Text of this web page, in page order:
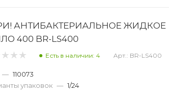
АНТИБАКТЕРИАЛЬНОЕ ЖИДКОЕ
400 BR-LS400
Есть в наличии: 4 Арт.: BR-LS400
— 110073
упаковок — 1/24